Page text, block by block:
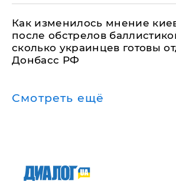
Как изменилось мнение
после обстрелов
сколько украинцев готовы
Донбасс РФ
Смотреть ещё